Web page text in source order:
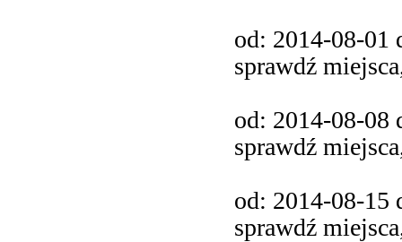
od: 2014-08-01
sprawdź
od: 2014-08-08
sprawdź
od: 2014-08-15
sprawdź